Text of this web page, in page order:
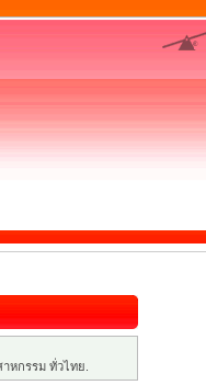
หกรรม ทั่วไทย.